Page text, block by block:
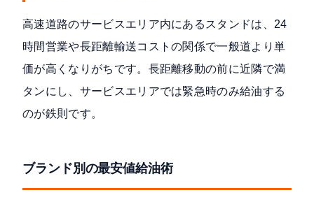
高速道路のサービスエリア内にあるスタンドは、24
時間営業や長距離輸送コストの関係で一般道より単
価が高くなりがちです。長距離移動の前に近隣で満
タンにし、サービスエリアでは緊急時のみ給油する
のが鉄則です。
ブランド別の最安値給油術